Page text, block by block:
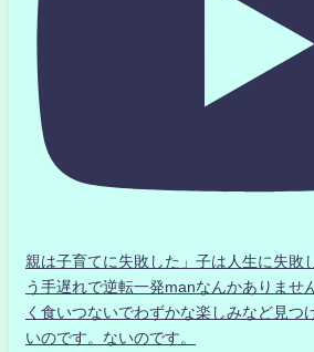
親は子育てに失敗した」子は人生に失敗
う手遅れで逆転一発manなんかありませ
く食いつないでわずかな楽しみなど見つ
いのです。ないのです。